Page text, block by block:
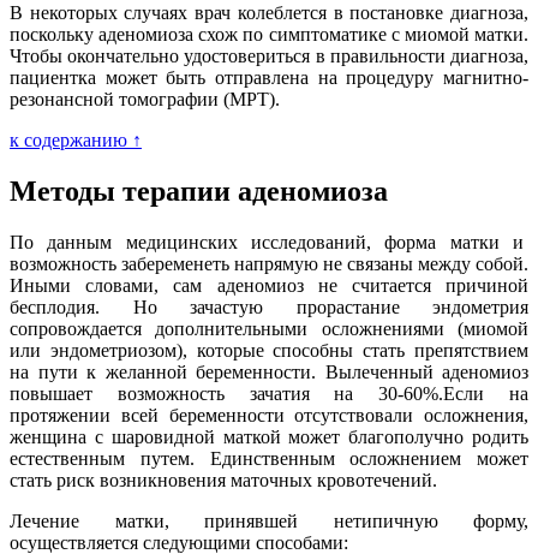
В некоторых случаях врач колеблется в постановке диагноза,
поскольку аденомиоза схож по симптоматике с миомой матки.
Чтобы окончательно удостовериться в правильности диагноза,
пациентка может быть отправлена на процедуру магнитно-
резонансной томографии (МРТ).
к содержанию ↑
Методы терапии аденомиоза
По данным медицинских исследований, форма матки и
возможность забеременеть напрямую не связаны между собой.
Иными словами, сам аденомиоз не считается причиной
бесплодия. Но зачастую прорастание эндометрия
сопровождается дополнительными осложнениями (миомой
или эндометриозом), которые способны стать препятствием
на пути к желанной беременности. Вылеченный аденомиоз
повышает возможность зачатия на 30-60%.Если на
протяжении всей беременности отсутствовали осложнения,
женщина с шаровидной маткой может благополучно родить
естественным путем. Единственным осложнением может
стать риск возникновения маточных кровотечений.
Лечение матки, принявшей нетипичную форму,
осуществляется следующими способами: